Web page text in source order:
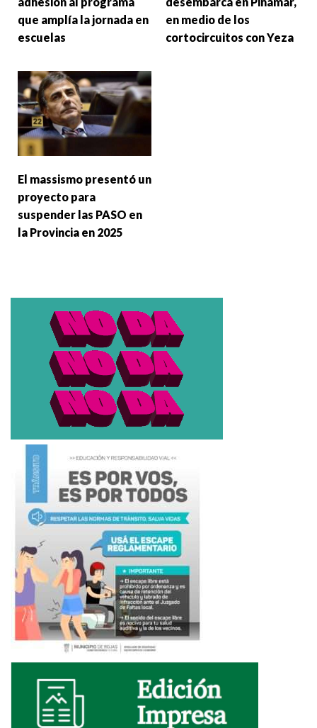
que amplía la jornada en
escuelas
en medio de los
cortocircuitos con Yeza
El massismo presentó un
proyecto para
suspender las PASO en
la Provincia en 2025